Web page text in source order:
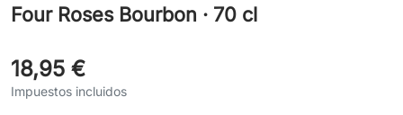
Four Roses Bourbon · 70 cl
18,95 €
Impuestos incluidos